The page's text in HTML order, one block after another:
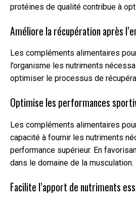
protéines de qualité contribue à
Améliore la récupération après
Les compléments alimentaires
l’organisme les nutriments
optimiser le processus de
Optimise les performances
Les compléments alimentaires
capacité à fournir les nutriments
performance supérieur. En
dans le domaine de la musculation.
Facilite l’apport de nutriments